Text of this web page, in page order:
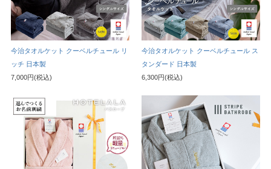
今治タオルケット クーベルチュール リ
ッチ 日本製
7,000円(税込)
今治タオルケット クーベルチュール ス
タンダード 日本製
6,300円(税込)